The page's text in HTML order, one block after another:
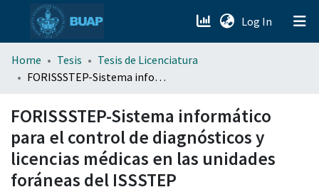
Log In (current)
menu.section.about_menu
Home Tesis
Tesis de Licenciatura
FORISSSTEP-Sistema informático para el control de diagnósticos y licencias médicas en las unidades foráneas del ISSSTEP
FORISSSTEP-Sistema informático
para el control de diagnósticos y
licencias médicas en las unidades
foráneas del ISSSTEP